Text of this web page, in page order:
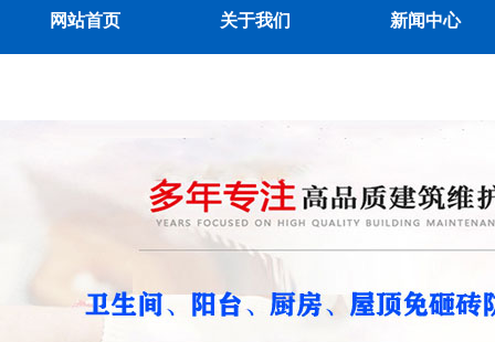
网站首页 关于我们 新闻中心